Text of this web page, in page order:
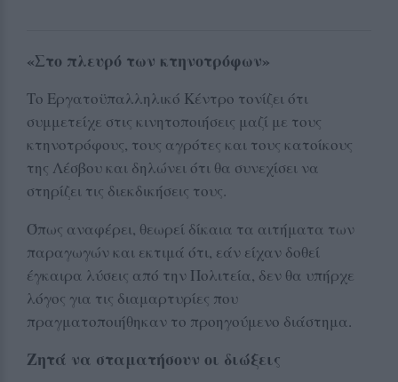
«Στο πλευρό των κτηνοτρόφων»
Το Εργατοϋπαλληλικό Κέντρο τονίζει ότι
συμμετείχε στις κινητοποιήσεις μαζί με τους
κτηνοτρόφους, τους αγρότες και τους κατοίκους
της Λέσβου και δηλώνει ότι θα συνεχίσει να
στηρίζει τις διεκδικήσεις τους.
Όπως αναφέρει, θεωρεί δίκαια τα αιτήματα των
παραγωγών και εκτιμά ότι, εάν είχαν δοθεί
έγκαιρα λύσεις από την Πολιτεία, δεν θα υπήρχε
λόγος για τις διαμαρτυρίες που
πραγματοποιήθηκαν το προηγούμενο διάστημα.
Ζητά να σταματήσουν οι διώξεις